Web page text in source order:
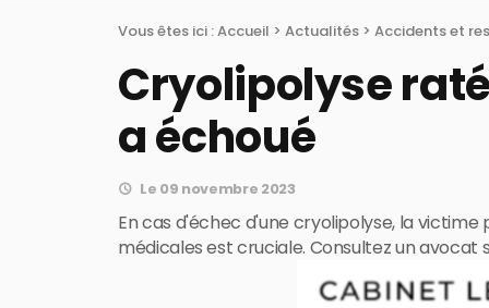
Vous êtes ici :Accueil > Actualités > Accidents et
Cryolipolyse
a échoué
Le 09 novembre 2023
En cas d'échec d'une cryolipolyse, la
médicales est cruciale. Consultez un